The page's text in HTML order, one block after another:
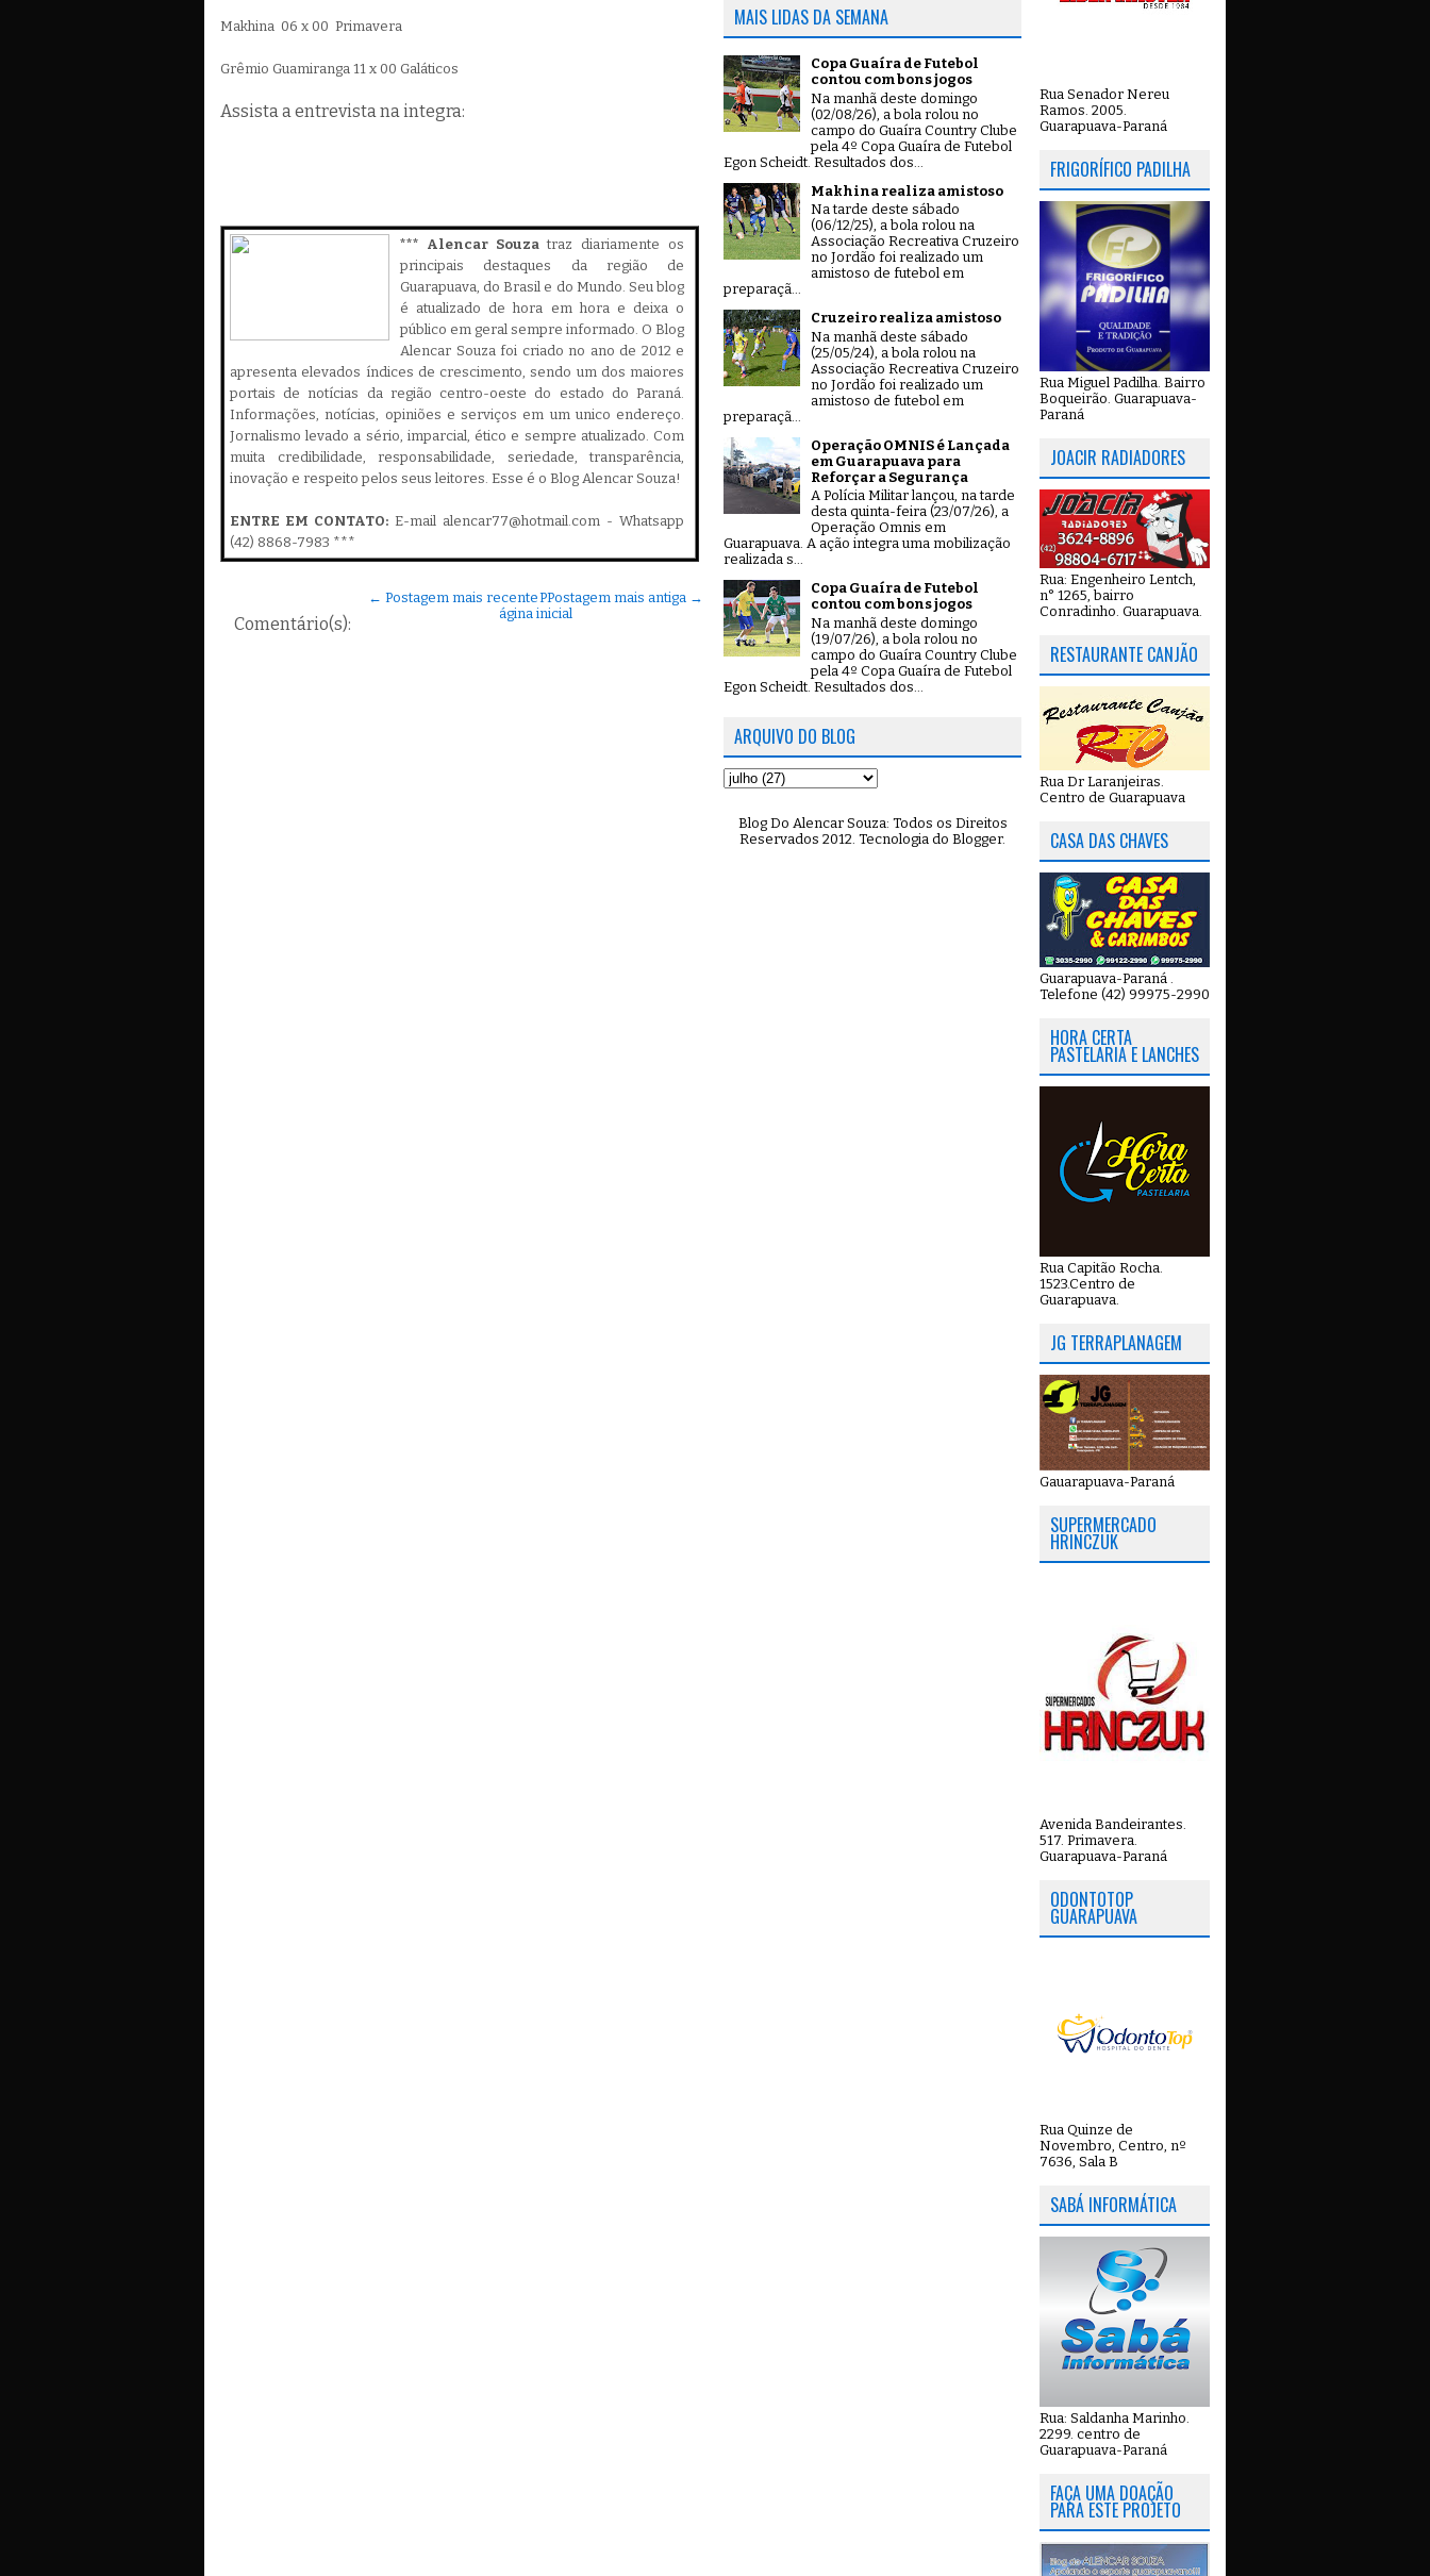
Makhina 06 x 00 Primavera
Grêmio Guamiranga 11 x 00 Galáticos
Assista a entrevista na integra:
*** Alencar Souza traz diariamente os
principais destaques da região de
Guarapuava, do Brasil e do Mundo. Seu blog
é atualizado de hora em hora e deixa o
público em geral sempre informado. O Blog
Alencar Souza foi criado no ano de 2012 e
apresenta elevados índices de crescimento, sendo um dos maiores
portais de notícias da região centro-oeste do estado do Paraná.
Informações, notícias, opiniões e serviços em um unico endereço.
Jornalismo levado a sério, imparcial, ético e sempre atualizado. Com
muita credibilidade, responsabilidade, seriedade, transparência,
inovação e respeito pelos seus leitores. Esse é o Blog Alencar Souza!
ENTRE EM CONTATO: E-mail alencar77@hotmail.com - Whatsapp
(42) 8868-7983 ***
Comentário(s):
← Postagem mais recente Postagem mais antiga →
P
ágina inicial
MAIS LIDAS DA SEMANA
Copa Guaíra de Futebol
contou com bons jogos
Na manhã deste domingo
(02/08/26), a bola rolou no
campo do Guaíra Country Clube
pela 4º Copa Guaíra de Futebol
Egon Scheidt. Resultados dos...
Makhina realiza amistoso
Na tarde deste sábado
(06/12/25), a bola rolou na
Associação Recreativa Cruzeiro
no Jordão foi realizado um
amistoso de futebol em
preparaçã...
Cruzeiro realiza amistoso
Na manhã deste sábado
(25/05/24), a bola rolou na
Associação Recreativa Cruzeiro
no Jordão foi realizado um
amistoso de futebol em
preparaçã...
Operação OMNIS é Lançada
em Guarapuava para
Reforçar a Segurança
A Polícia Militar lançou, na tarde
desta quinta-feira (23/07/26), a
Operação Omnis em
Guarapuava. A ação integra uma mobilização
realizada s...
Copa Guaíra de Futebol
contou com bons jogos
Na manhã deste domingo
(19/07/26), a bola rolou no
campo do Guaíra Country Clube
pela 4º Copa Guaíra de Futebol
Egon Scheidt. Resultados dos...
ARQUIVO DO BLOG
Blog Do Alencar Souza: Todos os Direitos
Reservados 2012. Tecnologia do Blogger.
Rua Senador Nereu
Ramos. 2005.
Guarapuava-Paraná
FRIGORÍFICO PADILHA
Rua Miguel Padilha. Bairro
Boqueirão. Guarapuava-
Paraná
JOACIR RADIADORES
Rua: Engenheiro Lentch,
n° 1265, bairro
Conradinho. Guarapuava.
RESTAURANTE CANJÃO
Rua Dr Laranjeiras.
Centro de Guarapuava
CASA DAS CHAVES
Guarapuava-Paraná .
Telefone (42) 99975-2990
HORA CERTA
PASTELARIA E LANCHES
Rua Capitão Rocha.
1523.Centro de
Guarapuava.
JG TERRAPLANAGEM
Gauarapuava-Paraná
SUPERMERCADO
HRINCZUK
Avenida Bandeirantes.
517. Primavera.
Guarapuava-Paraná
ODONTOTOP
GUARAPUAVA
Rua Quinze de
Novembro, Centro, nº
7636, Sala B
SABÁ INFORMÁTICA
Rua: Saldanha Marinho.
2299. centro de
Guarapuava-Paraná
FAÇA UMA DOAÇÃO
PARA ESTE PROJETO